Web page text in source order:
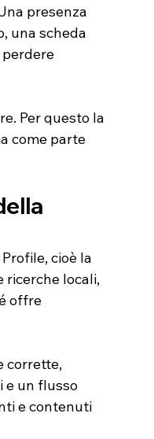
presenza
una scheda
Per questo la
come parte
cioè la
ricerche locali,
offre
corrette,
e un flusso
e contenuti